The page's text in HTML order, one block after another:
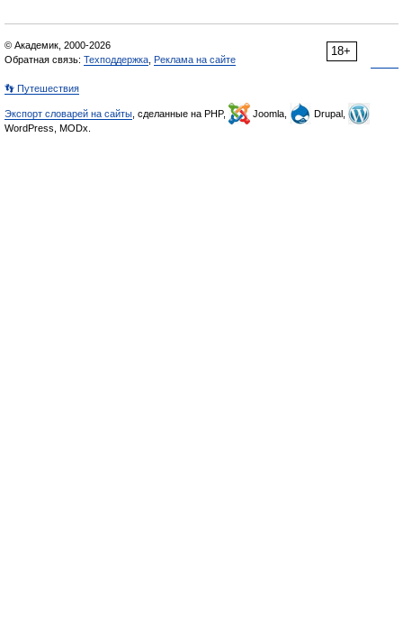
18+
© Академик, 2000-2026
Обратная связь: Техподдержка Реклама на сайте
👣 Путешествия
Экспорт словарей на сайты , сделанные на PHP, Joomla,
Drupal,
WordPress, MODx.